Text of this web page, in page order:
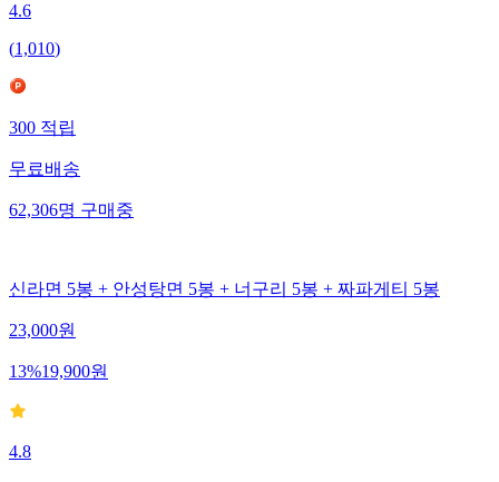
4.6
(1,010)
300 적립
무료배송
62,306명 구매중
신라면 5봉 + 안성탕면 5봉 + 너구리 5봉 + 짜파게티 5봉
23,000원
13%19,900원
4.8